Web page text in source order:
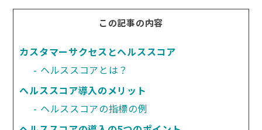
この記事の内容
カスタマーサクセスとヘルススコア
ヘルススコアとは？
ヘルススコア導入のメリット
ヘルススコアの指標の例